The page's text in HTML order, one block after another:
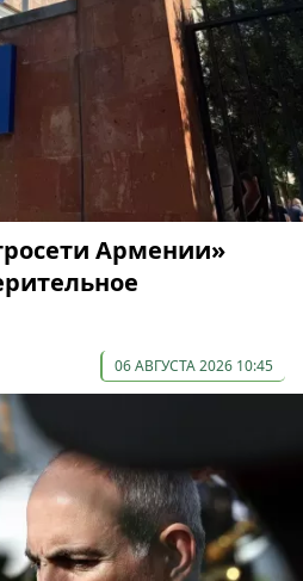
Армении»
06 АВГУСТА 2026 10:45